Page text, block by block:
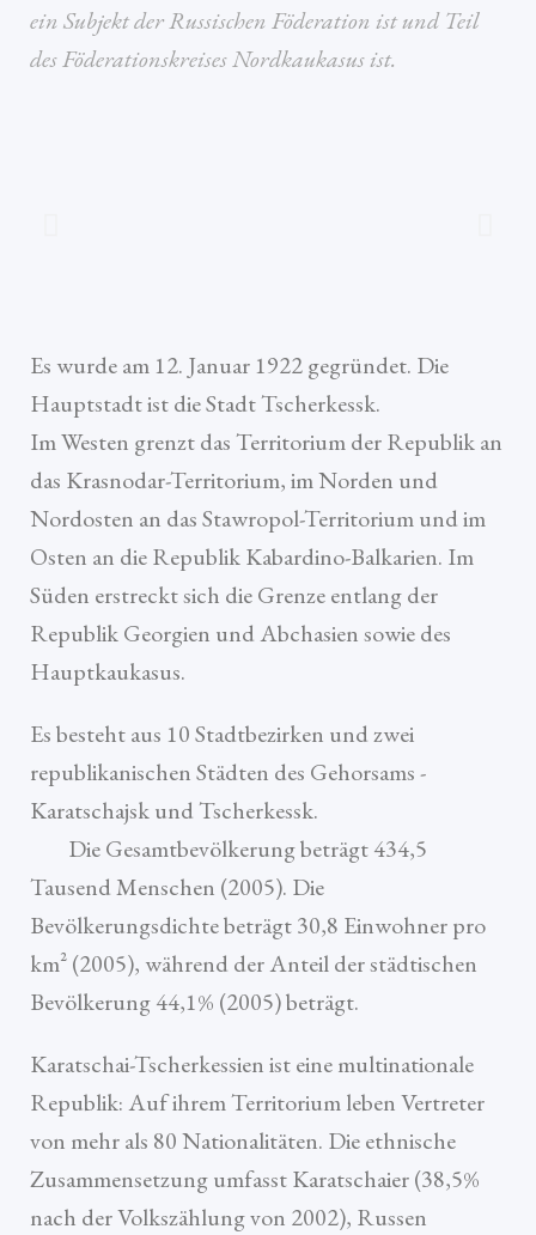
ein Subjekt der Russischen Föderation ist und Teil
des Föderationskreises Nordkaukasus ist.
Es wurde am 12. Januar 1922 gegründet. Die
Hauptstadt ist die Stadt Tscherkessk.
Im Westen grenzt das Territorium der Republik an
das Krasnodar-Territorium, im Norden und
Nordosten an das Stawropol-Territorium und im
Osten an die Republik Kabardino-Balkarien. Im
Süden erstreckt sich die Grenze entlang der
Republik Georgien und Abchasien sowie des
Hauptkaukasus.
Es besteht aus 10 Stadtbezirken und zwei
republikanischen Städten des Gehorsams -
Karatschajsk und Tscherkessk.
Die Gesamtbevölkerung beträgt 434,5
Tausend Menschen (2005). Die
Bevölkerungsdichte beträgt 30,8 Einwohner pro
km² (2005), während der Anteil der städtischen
Bevölkerung 44,1% (2005) beträgt.
Karatschai-Tscherkessien ist eine multinationale
Republik: Auf ihrem Territorium leben Vertreter
von mehr als 80 Nationalitäten. Die ethnische
Zusammensetzung umfasst Karatschaier (38,5%
nach der Volkszählung von 2002), Russen